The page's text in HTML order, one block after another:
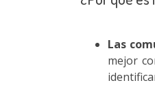
Las
mejor